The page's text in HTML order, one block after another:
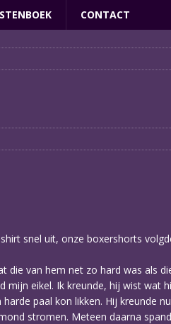
CONTACT
snel uit, onze boxershorts
die van hem net zo hard was als
eikel. Ik kreunde, hij wist wat
paal kon likken. Hij kreunde
stromen. Meteen daarna